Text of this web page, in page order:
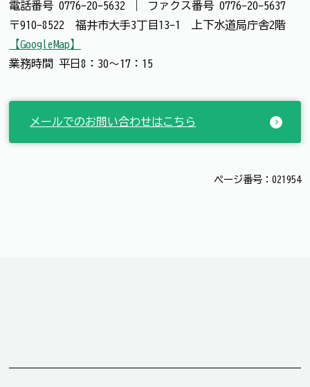
電話番号 0776-20-5632 ファクス番号 0776-20-5637
〒910-8522 福井市大手3丁目13-1 上下水道局庁舎2階
【GoogleMap】
業務時間 平日8：30～17：15
メールでのお問い合わせはこちら
ページ番号：021954